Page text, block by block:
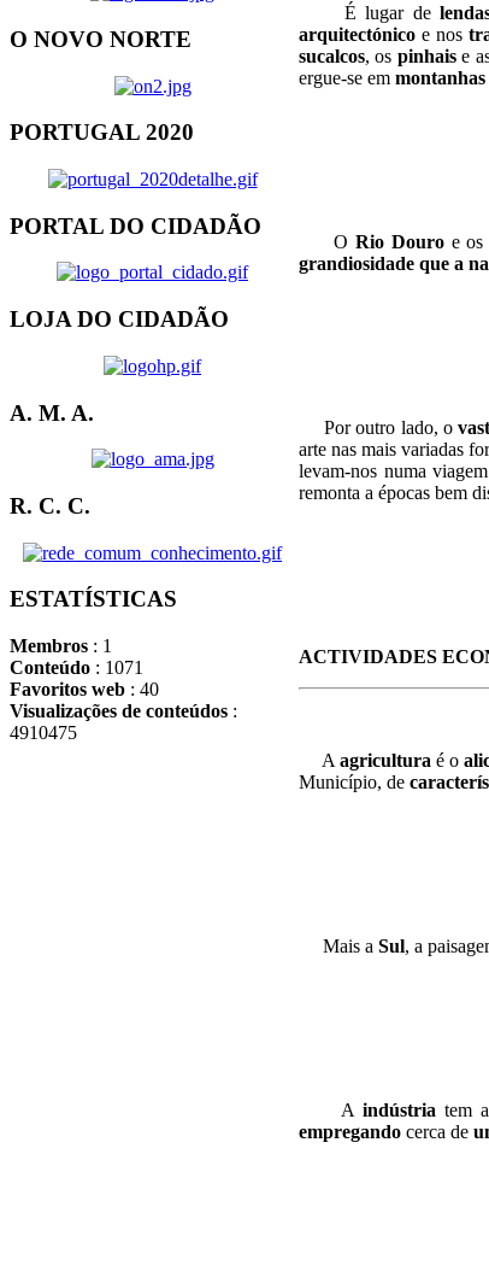
O NOVO NORTE
PORTUGAL 2020
PORTAL DO CIDADÃO
LOJA DO CIDADÃO
A. M. A.
R. C. C.
ESTATÍSTICAS
Membros : 1
Conteúdo : 1071
Favoritos web : 40
Visualizações de conteúdos :
4910475
É lugar de
arquitectónico e nos
sucalcos, os pinhaise
ergue-se em
O Rio Douroe os
grandiosidade que a
Por outro lado, o
arte nas mais variadas
levam-nos numa
remonta a épocas bem
ACTIVIDADES
Aagricultura é o
Município, de
Mais a Sul, a
A indústria tem
empregando cerca de